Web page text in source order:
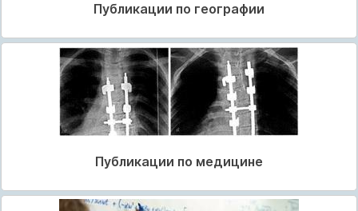
Публикации по географии
Публикации по медицине